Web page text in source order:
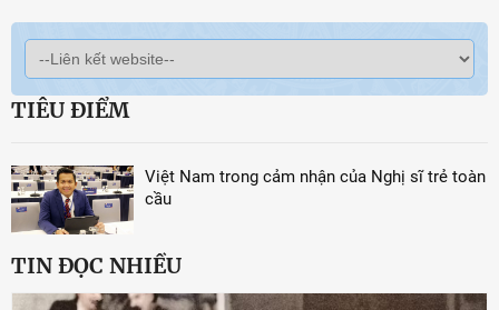
TIÊU ĐIỂM
Việt Nam trong cảm nhận của Nghị sĩ trẻ toàn
cầu
TIN ĐỌC NHIỀU